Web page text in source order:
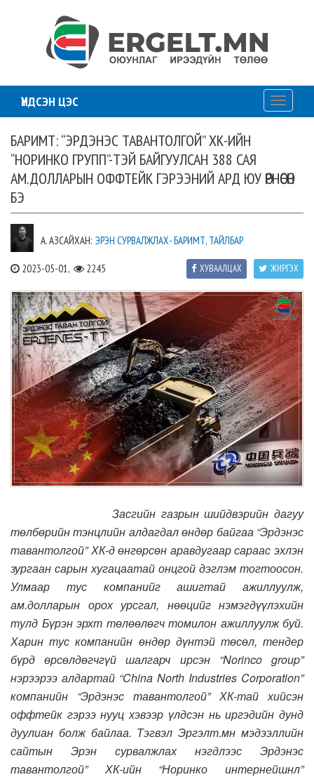
ҮНДСЭН ЦЭС
Toggle
БАРИМТ: “ЭРДЭНЭС ТАВАНТОЛГОЙ” ХК-ИЙН
“НОРИНКО ГРУПП”-ТЭЙ БАЙГУУЛСАН 388 САЯ
АМ.ДОЛЛАРЫН ОФФТЕЙК ГЭРЭЭНИЙ АРД ЮУ ӨРНӨСӨН
БЭ
А. АЗСАЙХАН: ЭРЭН СУРВАЛЖЛАХ- БАРИМТ, ТАЙЛБАР
2023-05-01, 2245 ЖИРГЭХ
ХУВААЛЦАХ
Засгийн газрын шийдвэрийн дагуу
төлбөрийн тэнцлийн алдагдал өндөр байгаа “Эрдэнэс
тавантолгой” ХК-д өнгөрсөн аравдугаар сараас эхлэн
зургаан сарын хугацаатай онцгой дэглэм тогтоосон.
Улмаар тус компанийг ашигтай ажиллуулж,
ам.долларын орох урсгал, нөөцийг нэмэгдүүлэхийн
тулд Бүрэн эрхт төлөөлөгч томилон ажиллуулж буй.
Харин тус компанийн өндөр дүнтэй төсөл, тендер
бүрд өрсөлдөгчгүй шалгарч ирсэн “Norinco group”
нэрээрээ алдартай “China North Industries Corporation”
компанийн “Эрдэнэс тавантолгой” ХК-тай хийсэн
оффтейк гэрээ нууц хэвээр үлдсэн нь иргэдийн дунд
дуулиан болж байлаа. Тэгвэл Эргэлт.мн мэдээллийн
сайтын Эрэн сурвалжлах нэгдлээс Эрдэнэс
тавантолгой” ХК-ийн “Норинко интернейшнл”